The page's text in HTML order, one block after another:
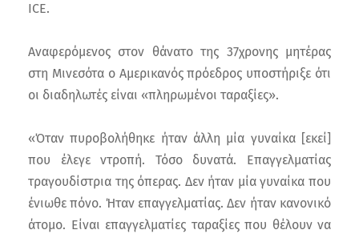
ICE.
Αναφερόμενος στον θάνατο της 37χρονης μητέρας
στη Μινεσότα ο Αμερικανός πρόεδρος υποστήριξε ότι
οι διαδηλωτές είναι «πληρωμένοι ταραξίες».
«Όταν πυροβολήθηκε ήταν άλλη μία γυναίκα [εκεί]
που έλεγε ντροπή. Τόσο δυνατά. Επαγγελματίας
τραγουδίστρια της όπερας. Δεν ήταν μία γυναίκα που
ένιωθε πόνο. Ήταν επαγγελματίας. Δεν ήταν κανονικό
άτομο. Είναι επαγγελματίες ταραξίες που θέλουν να